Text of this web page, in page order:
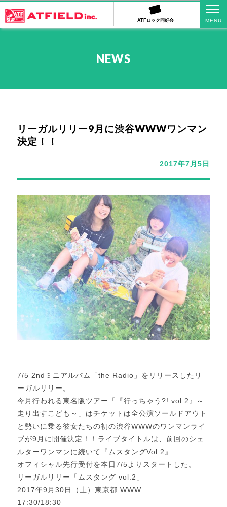
ATFロック同好会
NEWS
リーガルリリー9月に渋谷WWWワンマン
決定！！
2017年7月5日
7/5 2ndミニアルバム「the Radio」をリリースしたリ
ーガルリリー。
今月行われる東名阪ツアー「『行っちゃう?! vol.2』～
走り出すこども～」はチケットは全公演ソールドアウト
と勢いに乗る彼女たちの初の渋谷WWWのワンマンライ
ブが9月に開催決定！！ライブタイトルは、前回のシェ
ルターワンマンに続いて『ムスタングVol.2』
オフィシャル先行受付を本日7/5よりスタートした。
リーガルリリー「ムスタング vol.2」
2017年9月30日（土）東京都 WWW
17:30/18:30